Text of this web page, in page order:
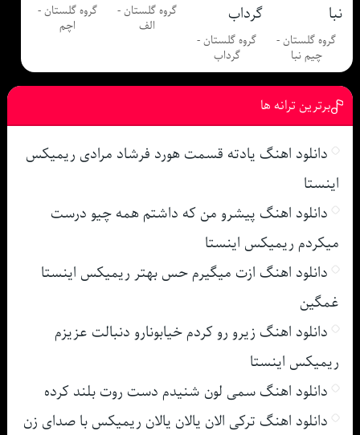
گروه گلستان -
چیم نبا
گروه گلستان -
گرداب
گروه گلستان -
الف
گروه گلستان -
اچم
برترین ترانه ها
دانلود اهنگ یادته قسمت هورد فرشاد مرادی ریمیکس
اینستا
دانلود اهنگ پیشرو من که داشتم همه چیو درست
میکردم ریمیکس اینستا
دانلود اهنگ ازت میگیرم حس بهتر ریمیکس اینستا
غمگین
دانلود اهنگ زیرو رو کردم خیابونارو دنبالت عزیزم
ریمیکس اینستا
دانلود اهنگ سمی لون شنیدم دست روت بلند کرده
دانلود اهنگ ترکی الان یالان یالان ریمیکس با صدای زن